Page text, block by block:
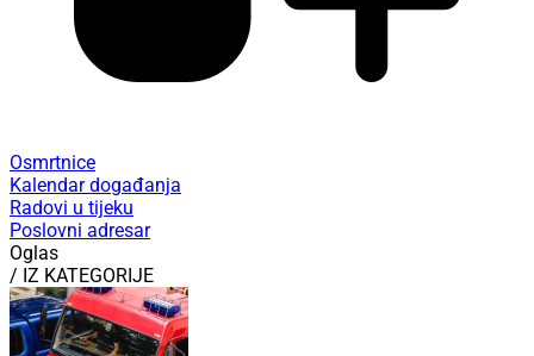
Osmrtnice
Kalendar događanja
Radovi u tijeku
Poslovni adresar
Oglas
/ IZ KATEGORIJE